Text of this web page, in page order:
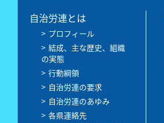
自治労連とは
プロフィール
結成、主な歴史、組織
の実態
行動綱領
自治労連の要求
自治労連のあゆみ
各県連絡先